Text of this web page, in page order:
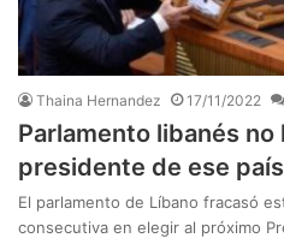
Thaina Hernandez 17/11/2022
Parlamento libanés no
presidente de ese país
El parlamento de Líbano fracasó
consecutiva en elegir al próximo